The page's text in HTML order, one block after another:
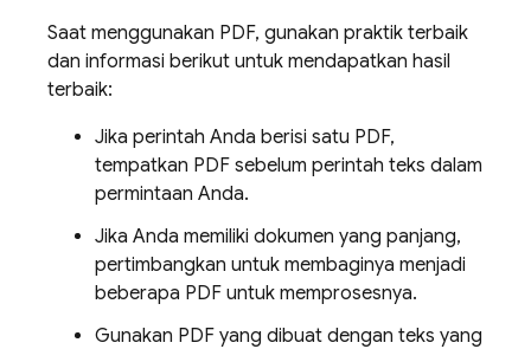
Saat menggunakan PDF, gunakan praktik terbaik
dan informasi berikut untuk mendapatkan hasil
terbaik:
Jika perintah Anda berisi satu PDF,
tempatkan PDF sebelum perintah teks dalam
permintaan Anda.
Jika Anda memiliki dokumen yang panjang,
pertimbangkan untuk membaginya menjadi
beberapa PDF untuk memprosesnya.
Gunakan PDF yang dibuat dengan teks yang